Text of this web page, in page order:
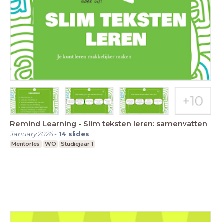
Remind Learning - Slim teksten leren: samenvatten
January 2026- 14 slides
Mentorles WO Studiejaar 1